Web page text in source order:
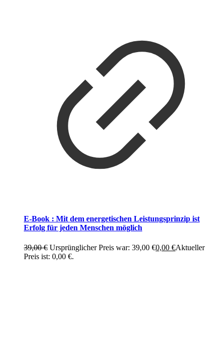
E-Book : Mit dem energetischen Leistungsprinzip ist
Erfolg für jeden Menschen möglich
39,00€ Ursprünglicher Preis war: 39,00 €0,00 €Aktueller
Preis ist: 0,00 €.